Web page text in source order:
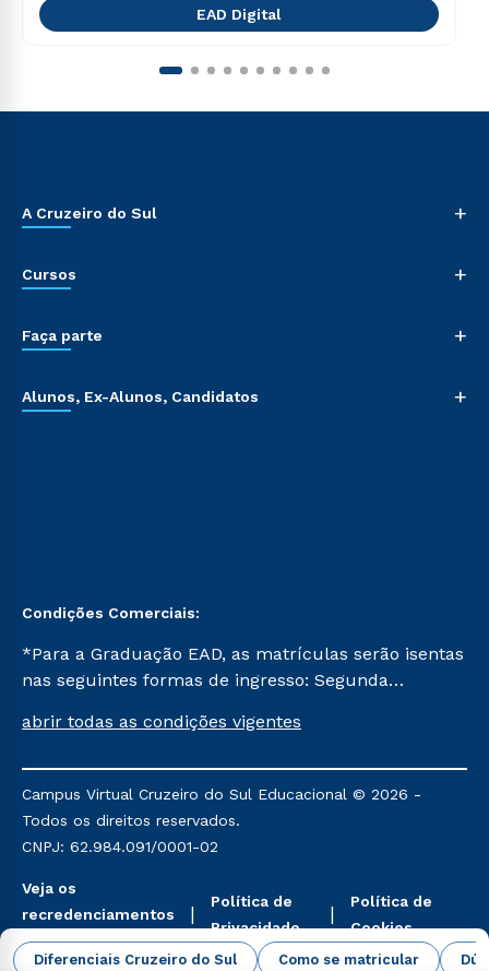
Diferenciais Cruzeiro do Sul Como se matricular
EAD Digital
A Cruzeiro do Sul +
Cursos +
Faça parte +
Alunos, Ex-Alunos, Candidatos +
Condições Comerciais:
*Para a Graduação EAD, as matrículas serão isentas
nas seguintes formas de ingresso: Segunda
Já para as demais, a taxa de matrícula será de R$
mencionadas são referentes aos cursos: Ensino
Religioso, Geografia para a Docência e Metodologia
do Ensino de História: Questões Atuais.
abrir todas as condições vigentes
Campus Virtual Cruzeiro do Sul Educacional © 2026 -
Todos os direitos reservados.
CNPJ: 62.984.091/0001-02
Veja os
recredenciamentos
aqui
Política de
Privacidade
Política de
Cookies